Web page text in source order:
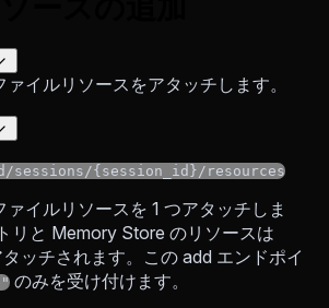
イルリソースをアタッチします。
sessions/{session_id}/resources
イルリソースを 1 つアタッチしま
リと Memory Store のリソースは
ッチされます。この add エンドポイ
のみを受け付けます。